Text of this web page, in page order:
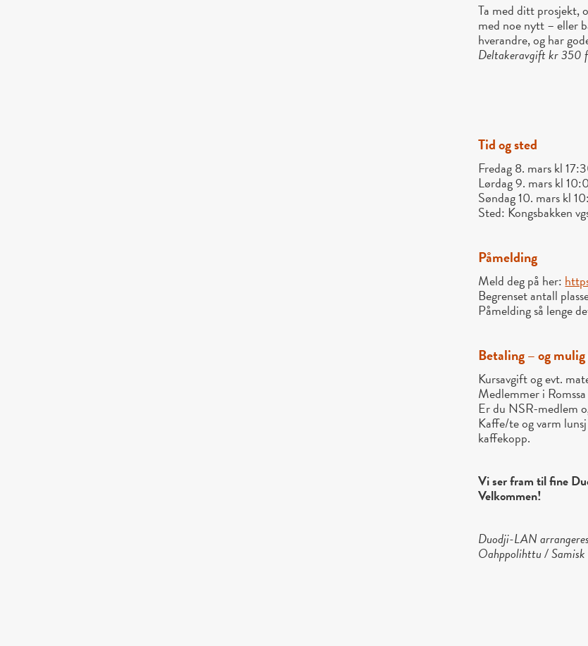
Ta med ditt prosjekt,
med noe nytt – eller
hverandre, og har
Deltakeravgift kr 350
Tid og sted
Fredag 8. mars kl
Lørdag 9. mars kl
Søndag 10. mars kl
Sted: Kongsbakken
Påmelding
Meld deg på her:
Begrenset antall
Påmelding så lenge
Betaling – og
Kursavgift og evt.
Medlemmer i
Er du NSR-medlem
Kaffe/te og varm
kaffekopp.
Vi ser fram til fine
Velkommen!
Duodji-LAN
Oahppolihttu /